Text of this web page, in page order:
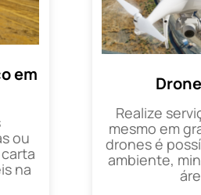
em
ou
na
Realize
mesmo em
drones é
ambiente,